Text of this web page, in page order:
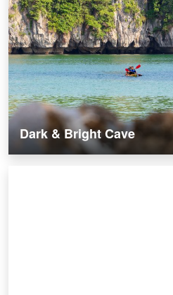
Dark & Bright Cave